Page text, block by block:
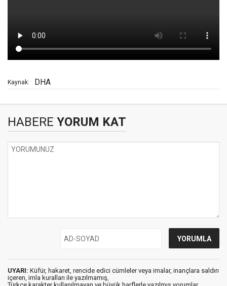
Kaynak: DHA
HABERE YORUM KAT
UYARI: Küfür, hakaret, rencide edici cümleler veya imalar, inançlara saldırı
içeren, imla kuralları ile yazılmamış,